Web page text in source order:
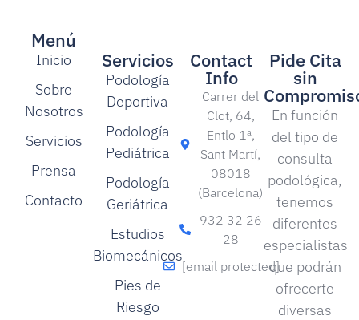
Menú
Inicio
Sobre
Nosotros
Servicios
Prensa
Contacto
Servicios
Podología
Deportiva
Podología
Pediátrica
Podología
Geriátrica
Estudios
Biomecánicos
Pies de
Riesgo
Contact
Info
Carrer del
Clot, 64,
Entlo 1ª,
Sant Martí,
08018
(Barcelona)
932 32 26
28
[email protected]
Pide Cita
sin
En función
del tipo de
consulta
podológica,
tenemos
diferentes
especialistas
que podrán
ofrecerte
diversas